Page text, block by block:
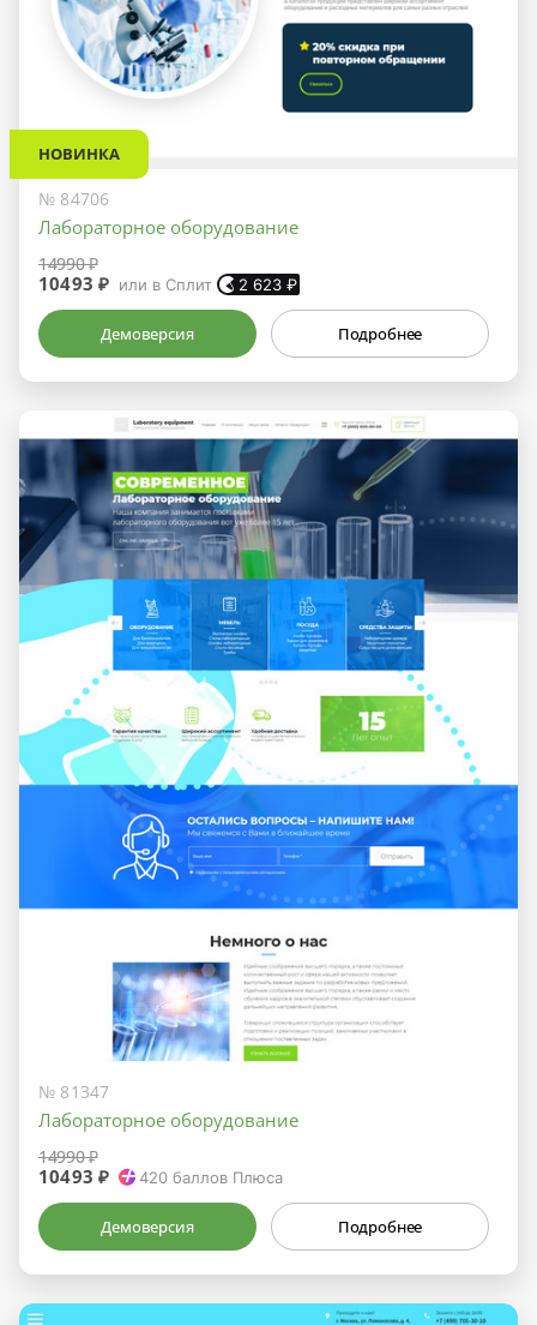
НОВИНКА
№ 84706
Лабораторное оборудование
14990 ₽
10493 ₽ или в Сплит 2 623 ₽
Демоверсия Подробнее
№ 81347
Лабораторное оборудование
14990 ₽
10493 ₽ 420 баллов Плюса
Демоверсия Подробнее